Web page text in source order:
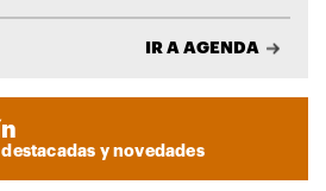
IR A AGENDA
y novedades